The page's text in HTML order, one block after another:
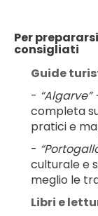
Per
consigliati
Guide
- “Algarve”
completa
pratici e
-
culturale e
meglio le
Libri e